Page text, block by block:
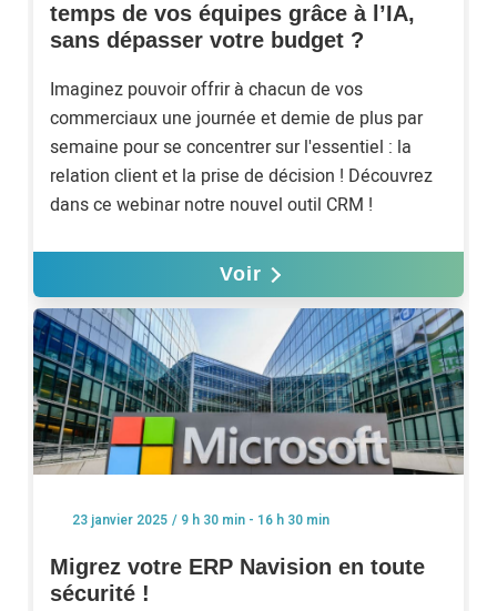
temps de vos équipes grâce à l’IA,
sans dépasser votre budget ?
Imaginez pouvoir offrir à chacun de vos
commerciaux une journée et demie de plus par
semaine pour se concentrer sur l'essentiel : la
relation client et la prise de décision ! Découvrez
dans ce webinar notre nouvel outil CRM !
Voir
23 janvier 2025 / 9 h 30 min - 16 h 30 min
Migrez votre ERP Navision en toute
sécurité !